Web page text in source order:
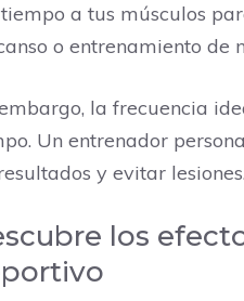
a tus músculos
o entrenamiento de
la frecuencia
Un entrenador
y evitar lesiones.
los